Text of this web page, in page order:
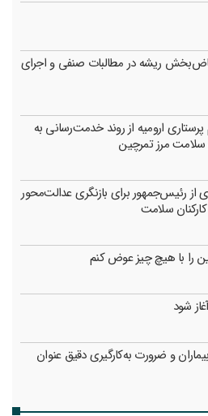
ریشه در مطالبات صنفی و اجرای
ارومیه از روند خدمت‌رسانی به
سلامت مرز تمرچین
از رئیس‌جمهور برای بازنگری عدالت‌محور
سلامت
را با هیچ چیز عوض کنم
شود
و ضرورت به‌کارگیری دقیق عنوان